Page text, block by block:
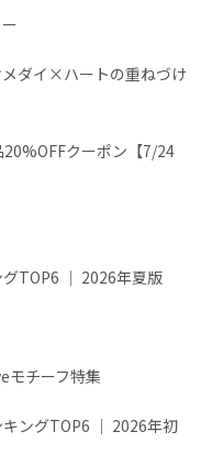
ダイ×ハートの重ねづけ
20%OFFクーポン【7/24
グTOP6 │ 2026年夏版
モチーフ特集
ングTOP6 │ 2026年初